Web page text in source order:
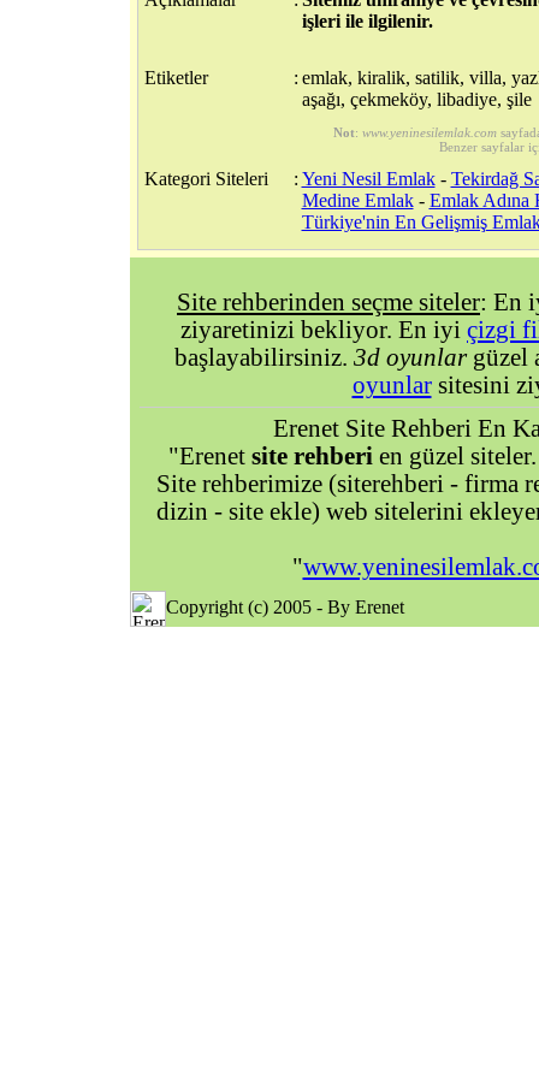
işleri ile ilgilenir.
Etiketler : emlak, kiralik, satilik, villa,
aşağı, çekmeköy, libadiye, şile
Not: www.yeninesilemlak.com
Benzer sayfalar
Kategori Siteleri : Yeni Nesil Emlak- Tekirdağ
Medine Emlak- Emlak Adına
Türkiye'nin En Gelişmiş
Site rehberinden seçme siteler: En
ziyaretinizi bekliyor. En iyi çizgi
başlayabilirsiniz. 3d oyunlargüzel
oyunlarsitesini
Erenet Site Rehberi En
"Erenet site rehberi en güzel
Site rehberimize (siterehberi - firma
dizin - site ekle) web sitelerini
"
Copyright (c) 2005 - By Erenet